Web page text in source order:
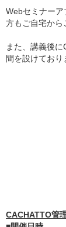
Webセミナー
方もご自宅から
また、講義後
間を設けており
CACHATTO管